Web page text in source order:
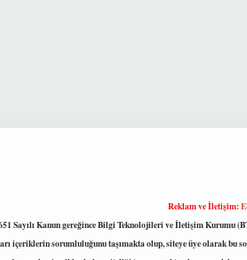
Reklam ve İletişim:
Sayılı Kanun gereğince Bilgi Teknolojileri ve İletişim Kurumu
içeriklerin sorumluluğunu taşımakta olup, siteye üye olarak bu